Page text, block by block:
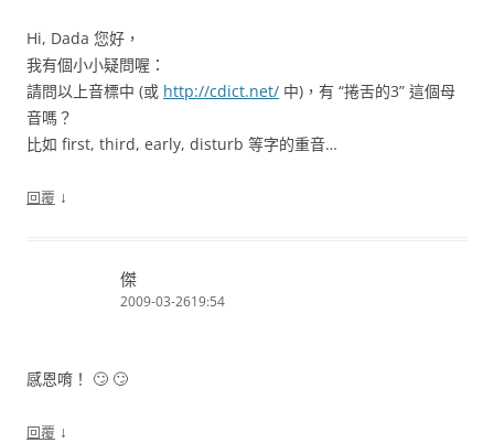
Hi, Dada 您好，
我有個小小疑問喔：
請問以上音標中 (或 http://cdict.net/ 中)，有 “捲舌的3” 這個母
音嗎？
比如 first, third, early, disturb 等字的重音…
回覆 ↓
傑
2009-03-2619:54
感恩唷！ 🙄 🙄
回覆 ↓